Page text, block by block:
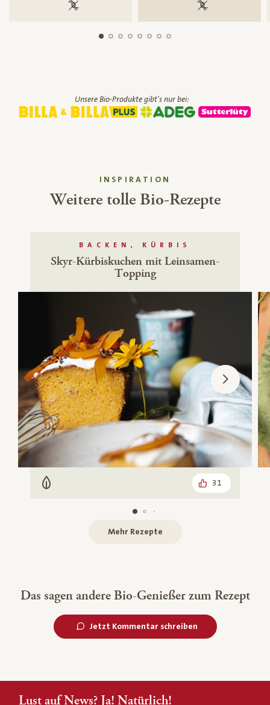
100 % gentechnikfrei 100 %
Unsere Bio-Produkte gibt's nur bei:
INSPIRATION
Weitere tolle Bio-Rezepte
BACKEN, KÜRBIS
Skyr-Kürbiskuchen mit Leinsamen-
Topping
Vegetarisch 31
Mehr Rezepte
Das sagen andere Bio-Genießer zum Rezept
Jetzt Kommentar schreiben
Lust auf News? Ja! Natürlich!